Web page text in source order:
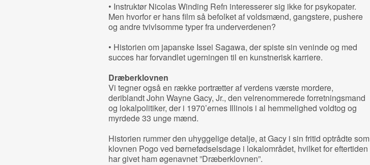
• Instruktør Nicolas Winding Refn interesserer sig ikke for psykopater.
Men hvorfor er hans film så befolket af voldsmænd, gangstere, pushere
og andre tvivlsomme typer fra underverdenen?
• Historien om japanske Issei Sagawa, der spiste sin veninde og med
succes har forvandlet ugerningen til en kunstnerisk karriere.
Dræberklovnen
Vi tegner også en række portrætter af verdens værste mordere,
deriblandt John Wayne Gacy, Jr., den velrenommerede forretningsmand
og lokalpolitiker, der i 1970’ernes Illinois i al hemmelighed voldtog og
myrdede 33 unge mænd.
Historien rummer den uhyggelige detalje, at Gacy i sin fritid optrådte som
klovnen Pogo ved børnefødselsdage i lokalområdet, hvilket for eftertiden
har givet ham øgenavnet ”Dræberklovnen”.